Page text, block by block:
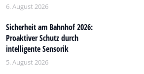
6. August 2026
Sicherheit am Bahnhof 2026:
Proaktiver Schutz durch
intelligente Sensorik
5. August 2026